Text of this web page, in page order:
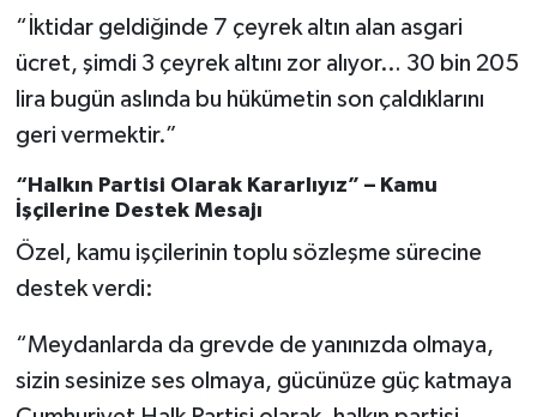
“İktidar geldiğinde 7 çeyrek altın alan asgari
ücret, şimdi 3 çeyrek altını zor alıyor… 30 bin 205
lira bugün aslında bu hükümetin son çaldıklarını
geri vermektir.”
“Halkın Partisi Olarak Kararlıyız” – Kamu
İşçilerine Destek Mesajı
Özel, kamu işçilerinin toplu sözleşme sürecine
destek verdi:
“Meydanlarda da grevde de yanınızda olmaya,
sizin sesinize ses olmaya, gücünüze güç katmaya